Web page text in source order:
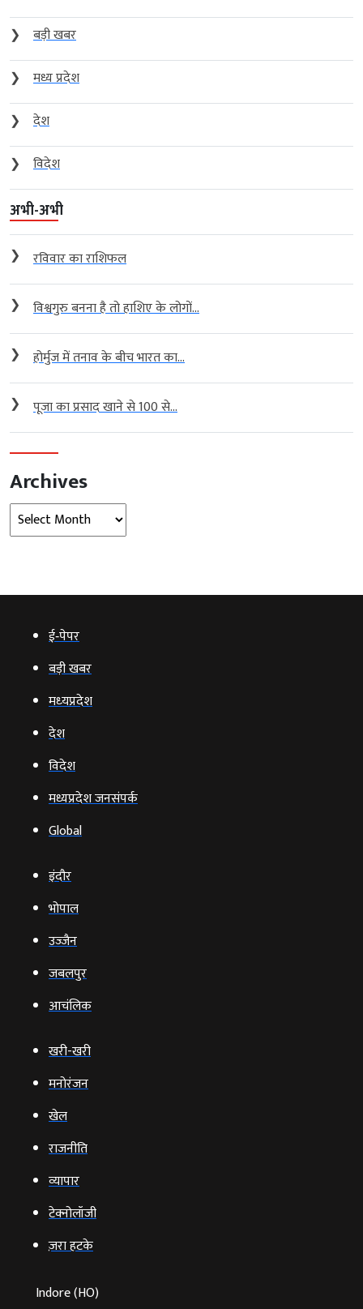
❯
बड़ी खबर
❯
मध्य प्रदेश
❯
देश
❯
विदेश
अभी-अभी
❯ रविवार का राशिफल
❯ विश्वगुरु बनना है तो हाशिए के लोगों...
❯ होर्मुज में तनाव के बीच भारत का...
❯ पूजा का प्रसाद खाने से 100 से...
Archives
Archives
ई‑पेपर
बड़ी खबर
मध्‍यप्रदेश
देश
विदेश
मध्यप्रदेश जनसंपर्क
Global
इंदौर
भोपाल
उज्‍जैन
जबलपुर
आचंलिक
खरी-खरी
मनोरंजन
खेल
राजनीति
व्‍यापार
टेक्‍नोलॉजी
ज़रा हटके
Indore (HO)